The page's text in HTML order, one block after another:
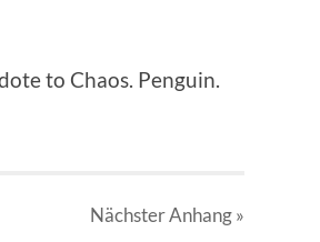
to Chaos. Pen­guin.
NächsterAnhang»